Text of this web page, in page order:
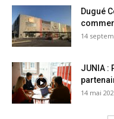
Dugué
14
JUNIA :
14 mai